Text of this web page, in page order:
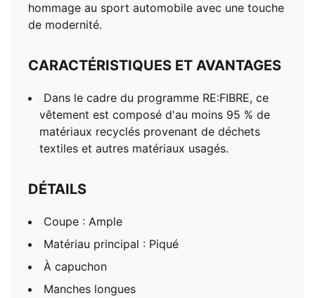
hommage au sport automobile avec une touche
de modernité.
CARACTÉRISTIQUES ET AVANTAGES
Dans le cadre du programme RE:FIBRE, ce
vêtement est composé d'au moins 95 % de
matériaux recyclés provenant de déchets
textiles et autres matériaux usagés.
DÉTAILS
Coupe : Ample
Matériau principal : Piqué
À capuchon
Manches longues